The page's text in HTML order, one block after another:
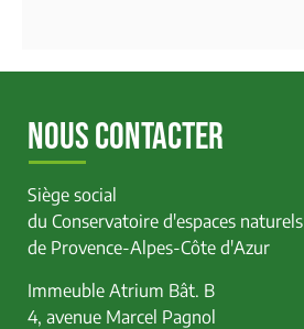
NOUS CONTACTER
Siège social
du Conservatoire d'espaces naturels
de Provence-Alpes-Côte d'Azur
Immeuble Atrium Bât. B
4, avenue Marcel Pagnol